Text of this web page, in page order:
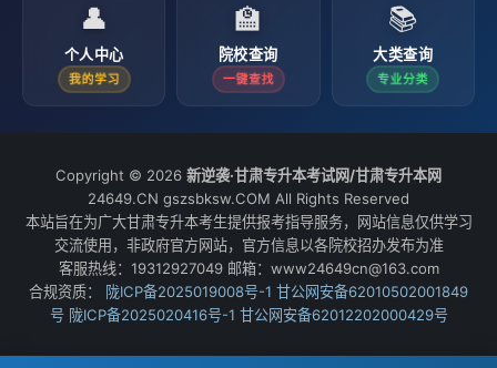
👤
个人中心
我的学习
🏫
院校查询
一键查找
📚
大类查询
专业分类
Copyright © 2026 新逆袭·甘肃专升本考试网/甘肃专升本网
24649.CN gszsbksw.COM All Rights Reserved
本站旨在为广大甘肃专升本考生提供报考指导服务，网站信息仅供学习
交流使用，非政府官方网站，官方信息以各院校招办发布为准
客服热线：19312927049 邮箱：www24649cn@163.com
合规资质：
陇ICP备2025019008号-1 甘公网安备62010502001849
号 陇ICP备2025020416号-1 甘公网安备62012202000429号